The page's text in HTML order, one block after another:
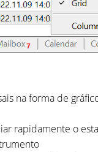
na forma de
rapidamente o